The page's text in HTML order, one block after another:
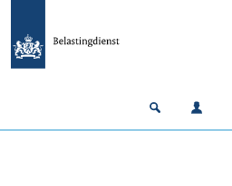
Open